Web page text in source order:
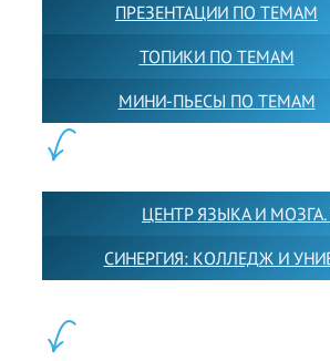
ПРЕЗЕНТАЦИИ ПО ТЕМАМ
ТОПИКИ ПО ТЕМАМ
МИНИ-ПЬЕСЫ ПО ТЕМАМ
ЦЕНТР ЯЗЫКА И
СИНЕРГИЯ: КОЛЛЕДЖ И